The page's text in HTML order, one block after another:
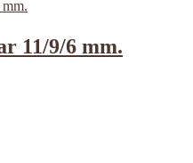
11/9/6 mm.